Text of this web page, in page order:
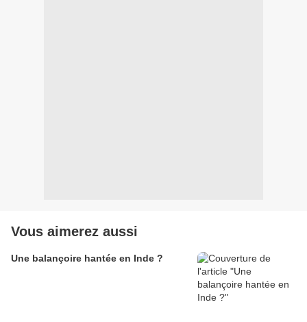
Vous aimerez aussi
Une balançoire hantée en Inde ?